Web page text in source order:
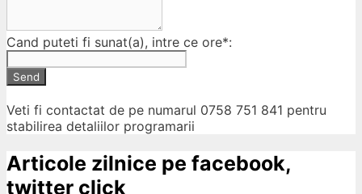
Cand puteti fi sunat(a), intre ce ore*:
Send
Veti fi contactat de pe numarul 0758 751 841 pentru
stabilirea detaliilor programarii
Articole zilnice pe facebook,
twitter click